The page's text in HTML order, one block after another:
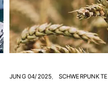
JUNG 04/2025 SCHWERPUNKTE